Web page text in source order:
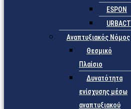
ESPON
URBACT
Αναπτυξιακός Νόμος
Θεσμικό
Πλαίσιο
Δυνατότητα
ενίσχυσης μέσω
αναπτυξιακού